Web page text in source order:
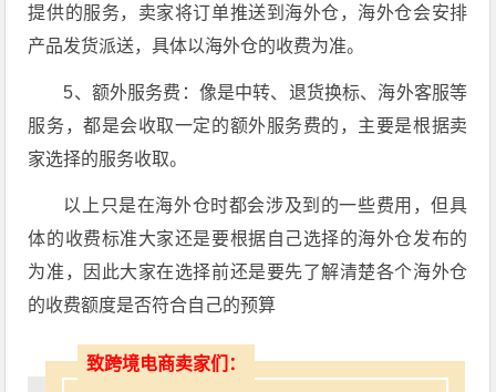
提供的服务，卖家将订单推送到海外仓，海外仓会安排
产品发货派送，具体以海外仓的收费为准。
5、额外服务费：像是中转、退货换标、海外客服等
服务，都是会收取一定的额外服务费的，主要是根据卖
家选择的服务收取。
以上只是在海外仓时都会涉及到的一些费用，但具
体的收费标准大家还是要根据自己选择的海外仓发布的
为准，因此大家在选择前还是要先了解清楚各个海外仓
的收费额度是否符合自己的预算
致跨境电商卖家们：